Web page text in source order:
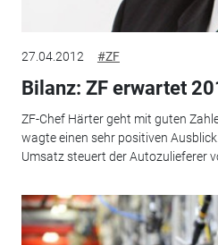
27.04.2012 #ZF
Bilanz: ZF erwartet
ZF-Chef Härter geht mit guten
wagte einen sehr positiven
Umsatz steuert der Autozulieferer